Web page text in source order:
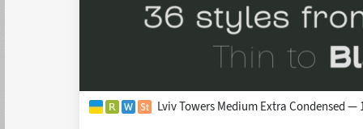
Lviv Towers Medium Extra Condensed —